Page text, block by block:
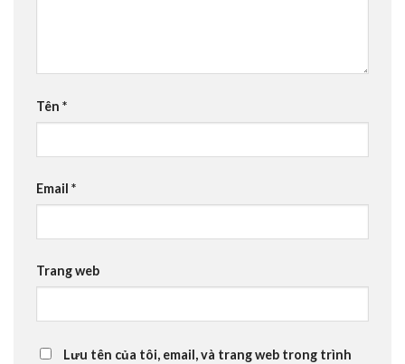
Tên *
Email *
Trang web
Lưu tên của tôi, email, và trang web trong trình